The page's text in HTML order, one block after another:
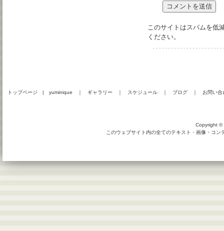
このサイトはスパムを低
ください。
トップページ | yuminique ｜ ギャラリー ｜ スケジュール ｜ ブログ ｜ お問い合
Copyright ©
このウェブサイト内の全てのテキスト・画像・コ